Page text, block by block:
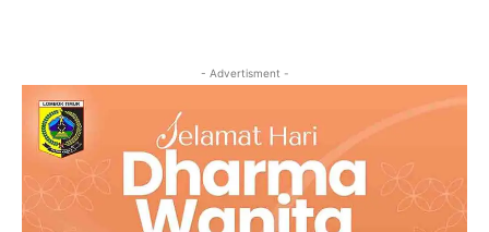
- Advertisment -